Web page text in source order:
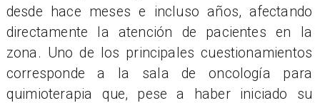
desde hace meses e incluso años, afectando
directamente la atención de pacientes en la
zona. Uno de los principales cuestionamientos
corresponde a la sala de oncología para
quimioterapia que, pese a haber iniciado su